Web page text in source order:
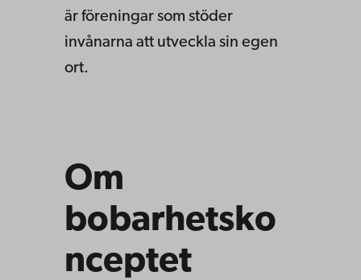
är föreningar som stöder
invånarna att utveckla sin egen
ort.
Om
bobarhetsko
nceptet